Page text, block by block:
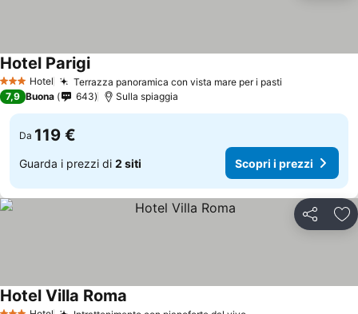
3 StelleHotel Terrazza panoramica con vista mare per i pasti
Hotel Parigi
7,9 Buona 643 Sulla spiaggia
Da 119 €
Guarda i prezzi di 2 siti Scopri i prezzi
Condividi
Hotel Villa Roma